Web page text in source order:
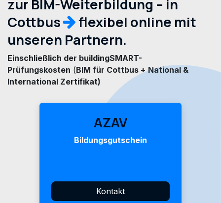
zur BIM-Weiterbildung – in
Cottbus
flexibel online mit
unseren Partnern.
Einschließlich der buildingSMART-
Prüfungskosten (BIM für Cottbus + National &
International Zertifikat)
AZAV
Bildungsgutschein
Kontakt